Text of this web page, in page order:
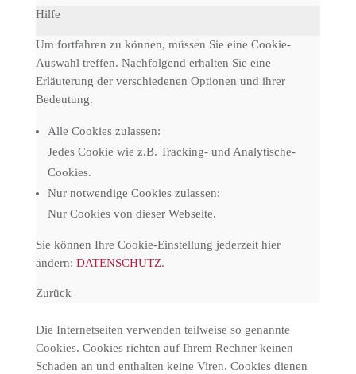
Hilfe
Um fortfahren zu können, müssen Sie eine Cookie-
Auswahl treffen. Nachfolgend erhalten Sie eine
Erläuterung der verschiedenen Optionen und ihrer
Bedeutung.
Alle Cookies zulassen:
Jedes Cookie wie z.B. Tracking- und Analytische-
Cookies.
Nur notwendige Cookies zulassen:
Nur Cookies von dieser Webseite.
Sie können Ihre Cookie-Einstellung jederzeit hier
ändern: DATENSCHUTZ.
Zurück
Die Internetseiten verwenden teilweise so genannte
Cookies. Cookies richten auf Ihrem Rechner keinen
Schaden an und enthalten keine Viren. Cookies dienen